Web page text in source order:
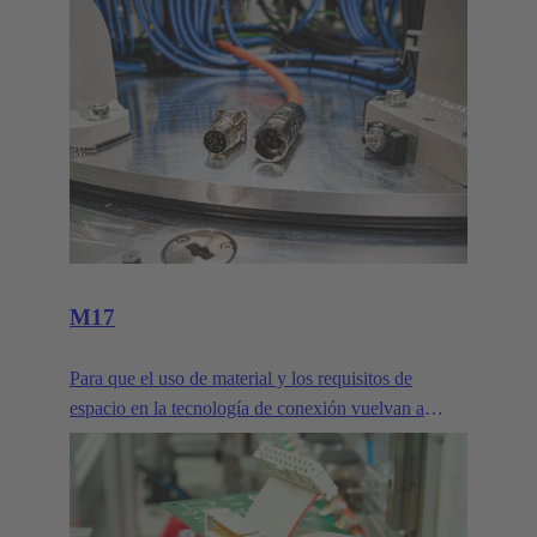
M17
Para que el uso de material y los requisitos de
espacio en la tecnología de conexión vuelvan a
adaptarse a la aplicación, HARTING presenta
conectores circulares en tamaño M17. Con una
transmisión de potencia de hasta 7,5kW y la mayor
eficiencia de los accionamientos modernos, el uso de